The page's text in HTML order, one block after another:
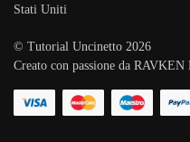
Stati Uniti
© Tutorial Uncinetto 2026
Creato con passione da